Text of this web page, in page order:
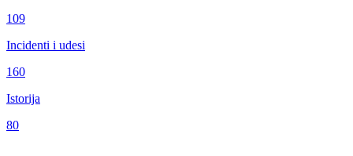
109
Incidenti i udesi
160
Istorija
80